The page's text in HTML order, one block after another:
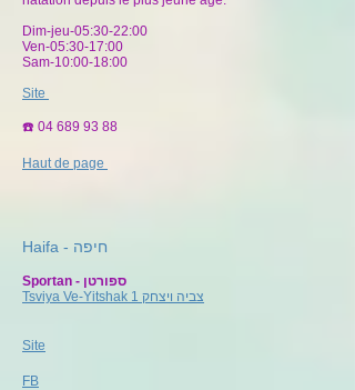
Dim-jeu-05:30-22:00
Ven-05:30-17:00
Sam-10:00-18:00
Site
☎️ 04 689 93 88
Haut de page
Haifa - חיפה
Sportan - ספורטן
Tsviya Ve-Yitshak צביה ויצחק 1
Site
FB